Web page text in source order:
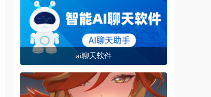
ai聊天软件